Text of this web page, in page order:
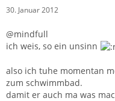
30. Januar 2012
@mindfull
ich weis, so ein unsinn
also ich tuhe momentan
zum schwimmbad.
damit er auch ma was